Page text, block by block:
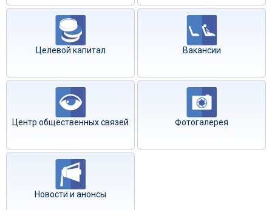
Целевой капитал Вакансии
Центр общественных связей Фотогалерея
Новости и анонсы